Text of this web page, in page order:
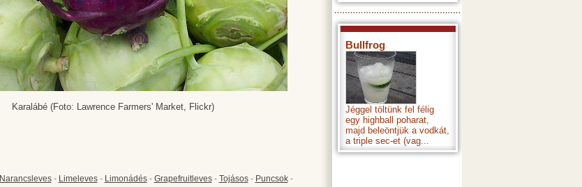
Karalábé (Foto: Lawrence Farmers' Market, Flickr)
Narancsleves- Limeleves- Limonádés- Grapefruitleves- Tojásos- Puncsok-
Bullfrog
Jéggel töltünk fel félig
egy highball poharat,
majd beleöntjük a vodkát,
a triple sec-et (vag...